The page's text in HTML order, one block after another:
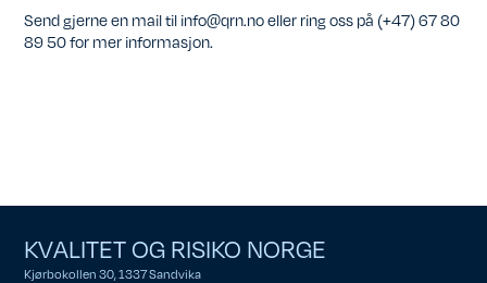
Send gjerne en mail til info@qrn.no eller ring oss på (+47) 67 80
89 50 for mer informasjon.
KVALITET OG RISIKO NORGE
Kjørbokollen 30, 1337 Sandvika